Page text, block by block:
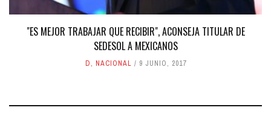
"ES MEJOR TRABAJAR QUE RECIBIR", ACONSEJA TITULAR DE
SEDESOL A MEXICANOS
D, NACIONAL 9 JUNIO, 2017